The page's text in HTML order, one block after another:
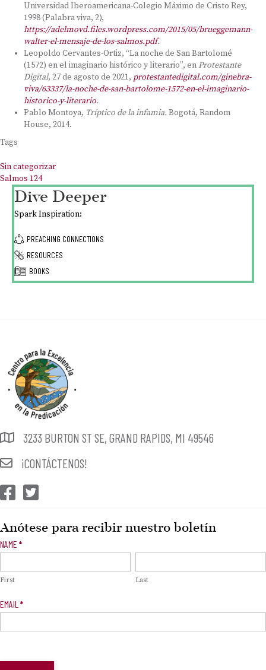
Universidad Iberoamericana-Colegio Máximo de Cristo Rey,
1998 (Palabra viva, 2),
https://adelmovd.files.wordpress.com/2015/05/brueggemann-
walter-el-mensaje-de-los-salmos.pdf.
Leopoldo Cervantes-Ortiz, “La noche de San Bartolomé
(1572) en el imaginario histórico y literario”, enProtestante
Digital, 27 de agosto de 2021, protestantedigital.com/ginebra-
viva/63337/la-noche-de-san-bartolome-1572-en-el-imaginario-
historico-y-literario.
Pablo Montoya, Tríptico de la infamia. Bogotá, Random
House, 2014.
Tags
Sin categorizar
Salmos 124
Dive Deeper
Spark Inspiration:
PREACHING CONNECTIONS
RESOURCES
BOOKS
3233 BURTON ST SE, GRAND RAPIDS, MI 49546
¡CONTÁCTENOS!
CEP Facebook
CEP Twitter
Anótese para recibir nuestro boletín
Newsletter
NAME *
First Last
EMAIL *